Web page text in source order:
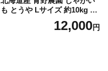
も とうや Lサイズ 約10kg 20
26年10月初旬～12月下旬頃お
届け 先行予約 北海道 ジャガ
12,000円